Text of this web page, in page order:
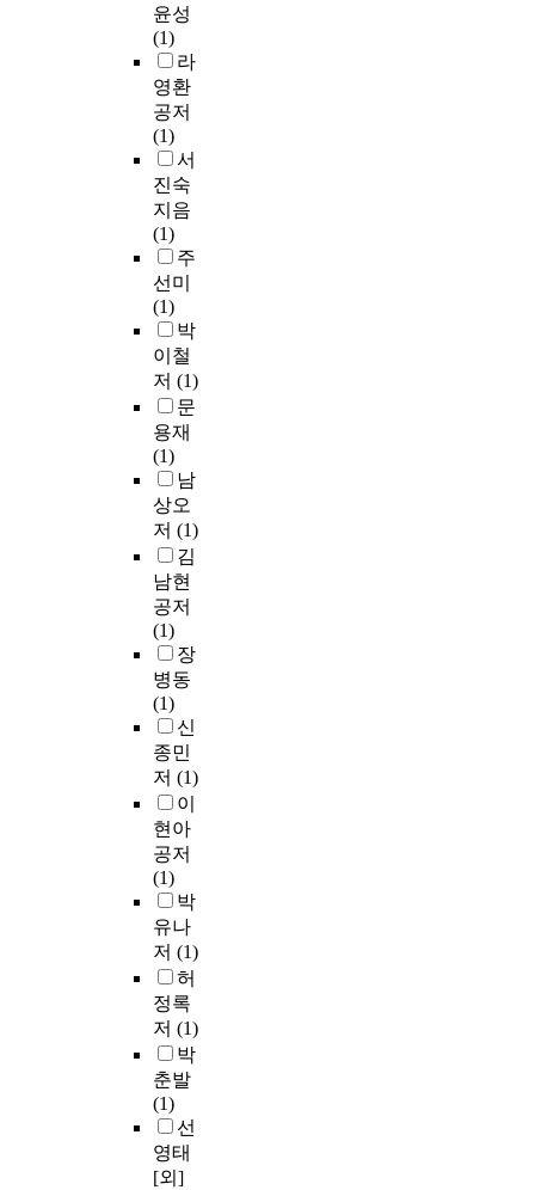
윤성
(1)
라
영환
공저
(1)
서
진숙
지음
(1)
주
선미
(1)
박
이철
저 (1)
문
용재
(1)
남
상오
저 (1)
김
남현
공저
(1)
장
병동
(1)
신
종민
저 (1)
이
현아
공저
(1)
박
유나
저 (1)
허
정록
저 (1)
박
춘발
(1)
선
영태
[외]